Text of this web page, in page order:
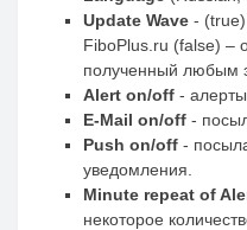
Update Wave - (true)
FiboPlus.ru (false) –
полученный любым
Alert on/off -
E-Mail on/off -
Push on/off -
уведомления.
Minute repeat of
некоторое